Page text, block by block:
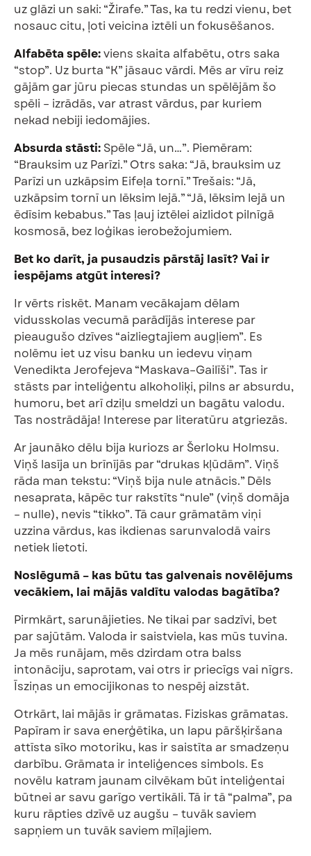
uz glāzi un saki: “Žirafe.” Tas, ka tu redzi vienu, bet
nosauc citu, ļoti veicina iztēli un fokusēšanos.
Alfabēta spēle:viens skaita alfabētu, otrs saka
“stop”. Uz burta “K” jāsauc vārdi. Mēs ar vīru reiz
gājām gar jūru piecas stundas un spēlējām šo
spēli – izrādās, var atrast vārdus, par kuriem
nekad nebiji iedomājies.
Absurda stāsti: Spēle “Jā, un…”. Piemēram:
“Brauksim uz Parīzi.” Otrs saka: “Jā, brauksim uz
Parīzi un uzkāpsim Eifeļa tornī.” Trešais: “Jā,
uzkāpsim tornī un lēksim lejā.” “Jā, lēksim lejā un
ēdīsim kebabus.” Tas ļauj iztēlei aizlidot pilnīgā
kosmosā, bez loģikas ierobežojumiem.
Bet ko darīt, ja pusaudzis pārstāj lasīt? Vai ir
iespējams atgūt interesi?
Ir vērts riskēt. Manam vecākajam dēlam
vidusskolas vecumā parādījās interese par
pieaugušo dzīves “aizliegtajiem augļiem”. Es
nolēmu iet uz visu banku un iedevu viņam
Venedikta Jerofejeva “Maskava–Gailīši”. Tas ir
stāsts par inteliģentu alkoholiķi, pilns ar absurdu,
humoru, bet arī dziļu smeldzi un bagātu valodu.
Tas nostrādāja! Interese par literatūru atgriezās.
Ar jaunāko dēlu bija kuriozs ar Šerloku Holmsu.
Viņš lasīja un brīnījās par “drukas kļūdām”. Viņš
rāda man tekstu: “Viņš bija nule atnācis.” Dēls
nesaprata, kāpēc tur rakstīts “nule” (viņš domāja
– nulle), nevis “tikko”. Tā caur grāmatām viņi
uzzina vārdus, kas ikdienas sarunvalodā vairs
netiek lietoti.
Noslēgumā – kas būtu tas galvenais novēlējums
vecākiem, lai mājās valdītu valodas bagātība?
Pirmkārt, sarunājieties. Ne tikai par sadzīvi, bet
par sajūtām. Valoda ir saistviela, kas mūs tuvina.
Ja mēs runājam, mēs dzirdam otra balss
intonāciju, saprotam, vai otrs ir priecīgs vai nīgrs.
Īsziņas un emocijikonas to nespēj aizstāt.
Otrkārt, lai mājās ir grāmatas. Fiziskas grāmatas.
Papīram ir sava enerģētika, un lapu pāršķiršana
attīsta sīko motoriku, kas ir saistīta ar smadzeņu
darbību. Grāmata ir inteliģences simbols. Es
novēlu katram jaunam cilvēkam būt inteliģentai
būtnei ar savu garīgo vertikāli. Tā ir tā “palma”, pa
kuru rāpties dzīvē uz augšu – tuvāk saviem
sapņiem un tuvāk saviem mīļajiem.